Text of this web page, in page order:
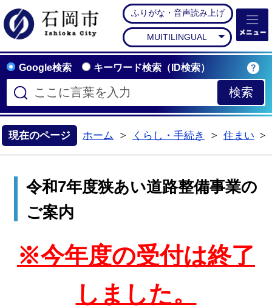
石岡市公式ホームペー
ふりがな・音声読み上げ
MUITILINGUAL
Google検索 キーワード検索（ID検索）
現在のページ ホーム
くらし・手続き
住まい
令和7年度狭あい道路整備事業の
ご案内
※今年度の受付は終了
しました。